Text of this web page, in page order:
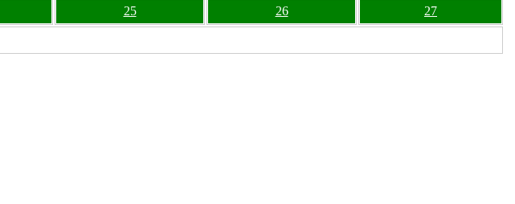
25 26 27